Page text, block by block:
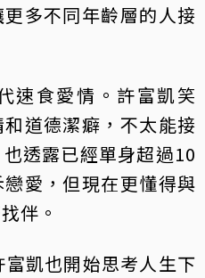
多不同年齡層的人接
速食愛情。許富凱笑
道德潔癖，不太能接
透露已經單身超過10
愛，但現在更懂得與
伴。
凱也開始思考人生下